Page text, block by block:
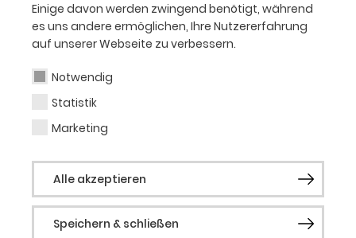
Einige davon werden zwingend benötigt, während
es uns andere ermöglichen, Ihre Nutzererfahrung
auf unserer Webseite zu verbessern.
Notwendig
Statistik
Marketing
Alle akzeptieren
Speichern & schließen
15.05.2026 OPER
Wim Wenders’ „Der Himmel
über Berlin“ wird zur Oper
mit Weltstar Rolando Villazón
Coup an der Oper Dortmund: Zum 60-
jährigen Bestehen des Opernhauses kündigt
die Oper Dortmund ein Ausnahmeprojekt an